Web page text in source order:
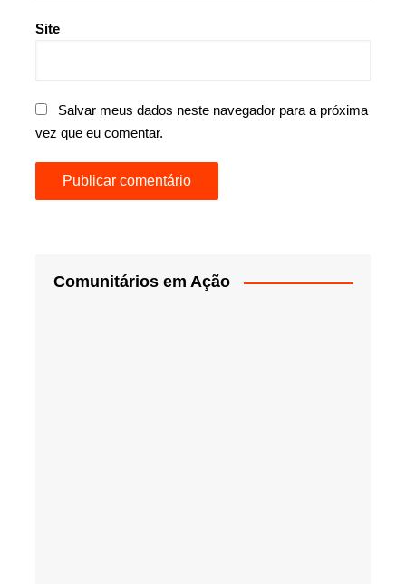
Site
Salvar meus dados neste navegador para a próxima
vez que eu comentar.
Comunitários em Ação